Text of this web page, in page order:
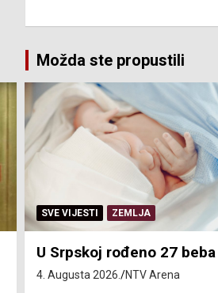
Možda ste propustili
SERVISNE INFORMACIJE
Isključenja vode – utorak 4.
avgust